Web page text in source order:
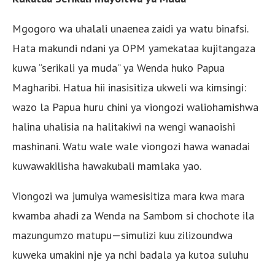
Mgogoro wa uhalali unaenea zaidi ya watu binafsi.
Hata makundi ndani ya OPM yamekataa kujitangaza
kuwa “serikali ya muda” ya Wenda huko Papua
Magharibi. Hatua hii inasisitiza ukweli wa kimsingi:
wazo la Papua huru chini ya viongozi waliohamishwa
halina uhalisia na halitakiwi na wengi wanaoishi
mashinani. Watu wale wale viongozi hawa wanadai
kuwawakilisha hawakubali mamlaka yao.
Viongozi wa jumuiya wamesisitiza mara kwa mara
kwamba ahadi za Wenda na Sambom si chochote ila
mazungumzo matupu—simulizi kuu zilizoundwa
kuweka umakini nje ya nchi badala ya kutoa suluhu